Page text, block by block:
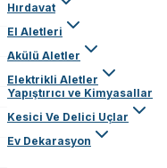
Hırdavat
El Aletleri
Akülü Aletler
Elektrikli Aletler
Yapıştırıcı ve Kimyasallar
Kesici Ve Delici Uçlar
Ev Dekarasyon